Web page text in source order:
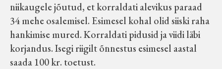
niikaugele jõutud, et korraldati alevikus paraad
34 mehe osalemisel. Esimesel kohal olid siiski raha
hankimise mured. Korraldati pidusid ja viidi läbi
korjandus. Isegi riigilt õnnestus esimesel aastal
saada 100 kr. toetust.